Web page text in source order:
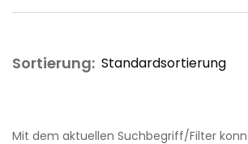
Sortierung:
Mit dem aktuellen Suchbegriff/Filter